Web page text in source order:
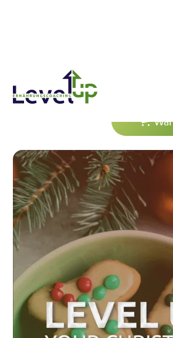
Shop E-Book: Level-Up your Christmas